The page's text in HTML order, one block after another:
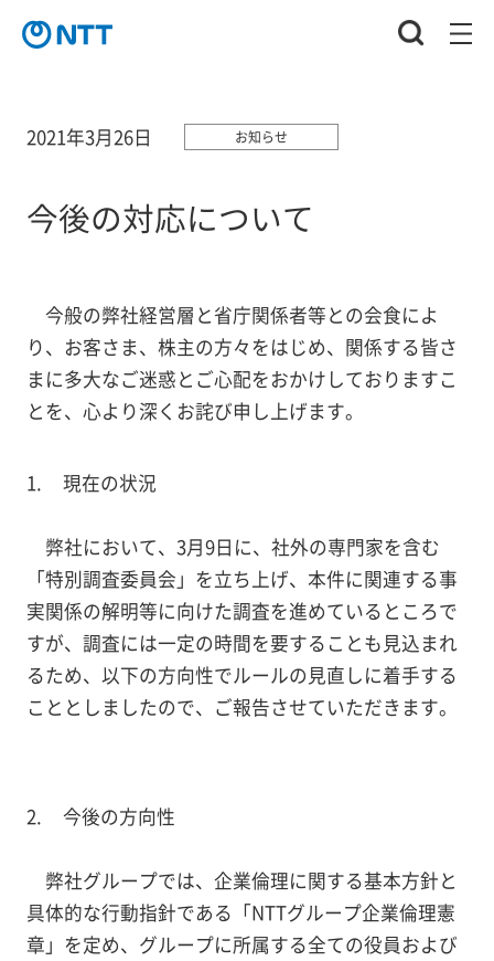
2021年3月26日 お知らせ
今後の対応について
今般の弊社経営層と省庁関係者等との会食によ
り、お客さま、株主の方々をはじめ、関係する皆さ
まに多大なご迷惑とご心配をおかけしておりますこ
とを、心より深くお詫び申し上げます。
現在の状況
弊社において、3月9日に、社外の専門家を含む
「特別調査委員会」を立ち上げ、本件に関連する事
実関係の解明等に向けた調査を進めているところで
すが、調査には一定の時間を要することも見込まれ
るため、以下の方向性でルールの見直しに着手する
こととしましたので、ご報告させていただきます。
今後の方向性
弊社グループでは、企業倫理に関する基本方針と
具体的な行動指針である「NTTグループ企業倫理憲
章」を定め、グループに所属する全ての役員および